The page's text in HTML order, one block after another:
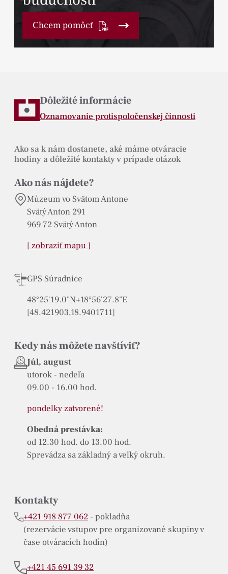
Chcem pomôcť
Dôležité informácie
Oznamovanie protispoločenskej činnosti
Ako sa k nám dostanete, aké máme otváracie
hodiny a dôležité kontakty v prípade otázok
Ako nás nájdete?
Múzeum vo Svätom Antone
Svätý Anton 291
969 72 Svätý Anton
[ zobraziť mapu ]
GPS Súradnice
48°25'19.0"N+18°56'27.8"E
[48.421903,18.9401711]
Kedy nás môžete navštíviť?
Júl, august
utorok - nedeľa
09.00 - 16.00 hod.
pondelky zatvorené!
Obedná prestávka:
od 12.30 hod. do 13.00 hod.
Sprevádza sa základný a veľký okruh.
Kontakty
+421 918 877 062- pokladňa
(rezervácie vstupov pre organizované skupiny v
čase otváracích hodín)
+421 45 691 39 32